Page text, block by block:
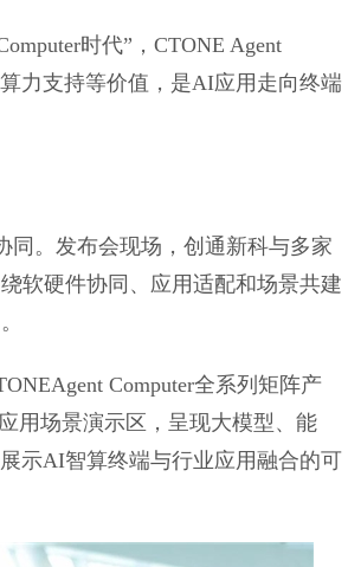
时代”，CTONE Agent
力支持等价值，是AI应用走向终端
。发布会现场，创通新科与多家
软硬件协同、应用适配和场景共建
Computer全系列矩阵产
用场景演示区，呈现大模型、能
示AI智算终端与行业应用融合的可